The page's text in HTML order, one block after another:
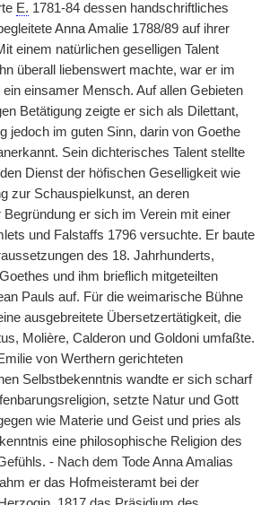
E. 1781-84 dessen handschriftliches
Anna Amalie 1788/89 auf ihrer
einem natürlichen geselligen Talent
überall liebenswert machte, war er im
ein einsamer Mensch. Auf allen Gebieten
Betätigung zeigte er sich als Dilettant,
jedoch im guten Sinn, darin von Goethe
Sein dichterisches Talent stellte
Dienst der höfischen Geselligkeit wie
zur Schauspielkunst, an deren
Begründung er sich im Verein mit einer
und Falstaffs 1796 versuchte. Er baute
des 18. Jahrhunderts,
und ihm brieflich mitgeteilten
Pauls auf. Für die weimarische Bühne
ausgebreitete Übersetzertätigkeit, die
Molière, Calderon und Goldoni umfaßte.
von Werthern gerichteten
Selbstbekenntnis wandte er sich scharf
setzte Natur und Gott
wie Materie und Geist und pries als
eine philosophische Religion des
- Nach dem Tode Anna Amalias
er das Hofmeisteramt bei der